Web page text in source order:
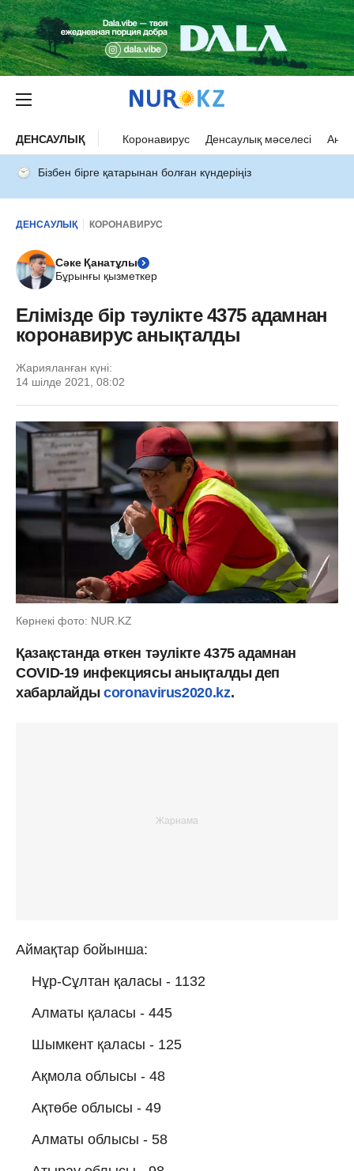
ДЕНСАУЛЫҚ Коронавирус Денсаулық мәселесі Ана
Бізбен бірге қатарынан болған күндеріңіз
ДЕНСАУЛЫҚ КОРОНАВИРУС
Сәке Қанатұлы
Бұрынғы қызметкер
Елімізде бір тәулікте 4375 адамнан
коронавирус анықталды
Жарияланған күні:
14 шілде 2021, 08:02
Көрнекі фото: NUR.KZ
Қазақстанда өткен тәулікте 4375 адамнан
COVID-19 инфекциясы анықталды деп
хабарлайдыcoronavirus2020.kz.
Аймақтар бойынша:
Нұр-Сұлтан қаласы - 1132
Алматы қаласы - 445
Шымкент қаласы - 125
Ақмола облысы - 48
Ақтөбе облысы - 49
Алматы облысы - 58